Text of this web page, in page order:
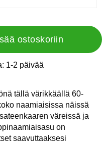
ostoskoriin
1-2 päivää
tällä värikkäällä 60-
naamiaisissa näissä
väreissä ja
on
saavuttaaksesi